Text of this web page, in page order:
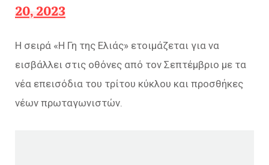
20, 2023
Η σειρά «Η Γη της Ελιάς» ετοιμάζεται για να
εισβάλλει στις οθόνες από τον Σεπτέμβριο με τα
νέα επεισόδια του τρίτου κύκλου και προσθήκες
νέων πρωταγωνιστών.